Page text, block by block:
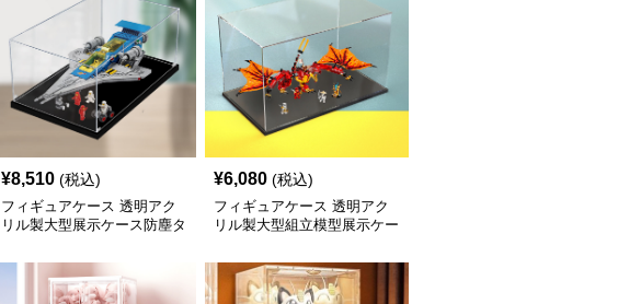
¥8,510 (税込)
フィギュアケース 透明アク
リル製大型展示ケース防塵タ
¥6,080 (税込)
フィギュアケース 透明アク
リル製大型組立模型展示ケー